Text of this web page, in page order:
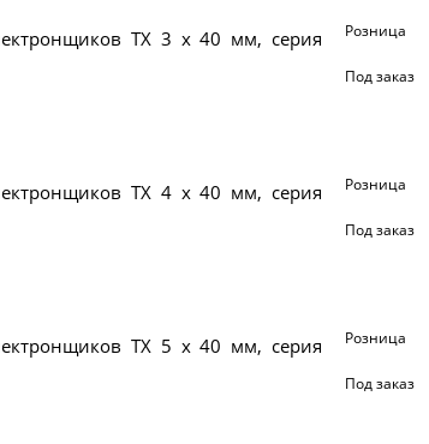
TX 3 x 40 мм, серия
Розница
Под заказ
TX 4 x 40 мм, серия
Розница
Под заказ
TX 5 x 40 мм, серия
Розница
Под заказ